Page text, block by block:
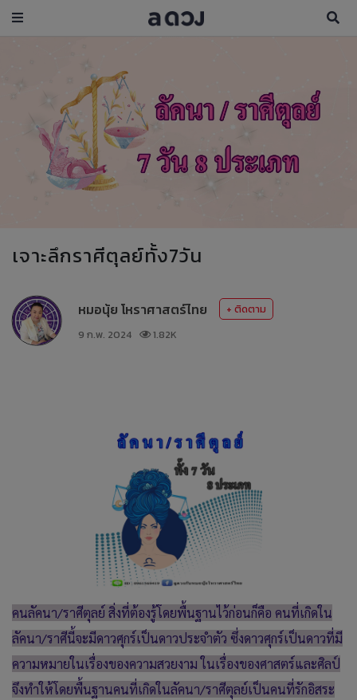
เจาะลึกราศีตุลย์ทั้ง7วัน
หมอนุ้ย โหราศาสตร์ไทย
+ ติดตาม
9 ก.พ. 2024
1.82K
คนลัคนา/ราศีตุลย์ สิ่งที่ต้องรู้โดยพื้นฐานไว้ก่อนก็คือ คนที่เกิดใน
ลัคนา/ราศีนี้จะมีดาวศุกร์เป็นดาวประจำตัว ซึ่งดาวศุกร์เป็นดาวที่มี
ความหมายในเรื่องของความสวยงาม ในเรื่องของศาสตร์และศิลป์
จึงทำให้โดยพื้นฐานคนที่เกิดในลัคนา/ราศีตุลย์เป็นคนที่รักอิสระ